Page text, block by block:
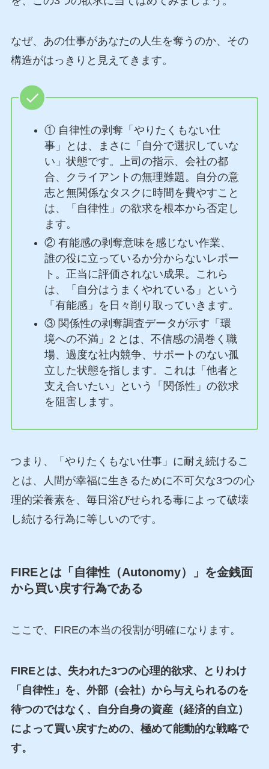
なぜ、あの仕事があなたの人生を奪うのか、その
構造がはっきりと見えてきます。
① 自律性の剥奪「やりたくもない仕
事」とは、まさに「自分で選択していな
い」状態です。上司の指示、会社の都
合、クライアントの無理難題。自分の意
志と無関係なタスクに時間を費やすこと
は、「自律性」の欲求を根本から否定し
ます。
② 有能感の剥奪意味を感じない作業、
誰の役に立っているか分からないレポー
ト。正当に評価されない成果。これら
は、「自分はうまくやれている」という
「有能感」を日々削り取っていきます。
③ 関係性の剥奪調査データが示す「環
境への不満」2 とは、不信感の渦巻く職
場、過度な社内競争、サポートのない孤
立した状態を指します。これは「他者と
支え合いたい」という「関係性」の欲求
を阻害します。
つまり、「やりたくもない仕事」に耐え続けるこ
とは、人間が幸福に生きるために不可欠な3つの心
理的栄養素を、毎日浴びせられる毒によって破壊
し続ける行為に等しいのです。
FIREとは「自律性（Autonomy）」を金銭面
から買い戻す行為である
ここで、FIREの本当の役割が明確になります。
FIREとは、失われた3つの心理的欲求、とりわけ
「自律性」を、外部（会社）から与えられるのを
待つのではなく、自分自身の資産（経済的自立）
によって買い戻すための、極めて能動的な戦略で
す。